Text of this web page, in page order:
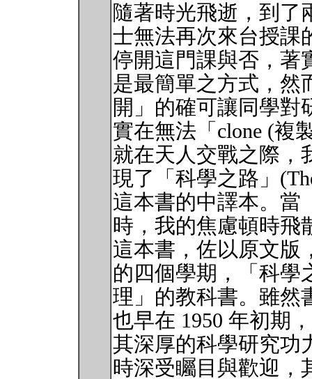
隨著時光飛逝，到了
士無法再次來台授課
停開這門課與否，著
是最簡單之方式，然
開」的確可讓同學對
實在無法「clone (複
就在天人交戰之際，
現了「科學之路」
這本書的中譯本。當
時，我的焦慮頓時飛
這本書，佐以原文版
的四個學期，「科學
理」的教科書。雖然
也早在 1950 年初期
其深厚的科學研究功
時深受矚目與歡迎，